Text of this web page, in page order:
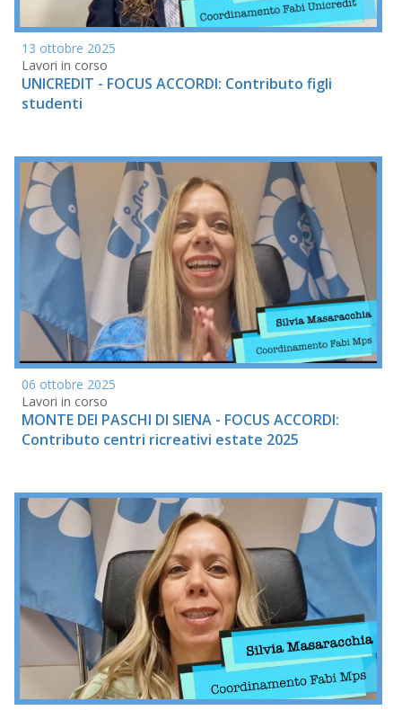
13 ottobre 2025
Lavori in corso
UNICREDIT - FOCUS ACCORDI: Contributo figli
studenti
06 ottobre 2025
Lavori in corso
MONTE DEI PASCHI DI SIENA - FOCUS ACCORDI:
Contributo centri ricreativi estate 2025